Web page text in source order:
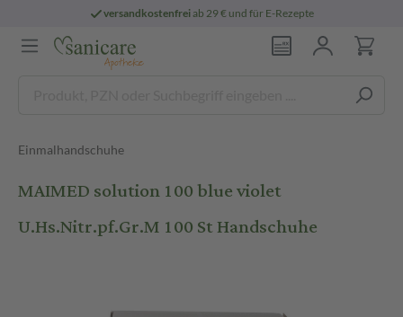
versandkostenfreiab 29 € und für E-Rezepte
Einmalhandschuhe
MAIMED solution 100 blue violet
U.Hs.Nitr.pf.Gr.M 100 St Handschuhe